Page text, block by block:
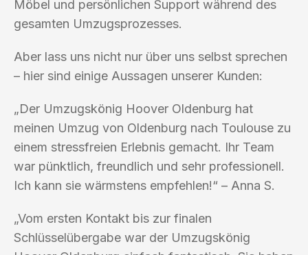
Möbel und persönlichen Support während des
gesamten Umzugsprozesses.
Aber lass uns nicht nur über uns selbst sprechen
– hier sind einige Aussagen unserer Kunden:
„Der Umzugskönig Hoover Oldenburg hat
meinen Umzug von Oldenburg nach Toulouse zu
einem stressfreien Erlebnis gemacht. Ihr Team
war pünktlich, freundlich und sehr professionell.
Ich kann sie wärmstens empfehlen!“ – Anna S.
„Vom ersten Kontakt bis zur finalen
Schlüsselübergabe war der Umzugskönig